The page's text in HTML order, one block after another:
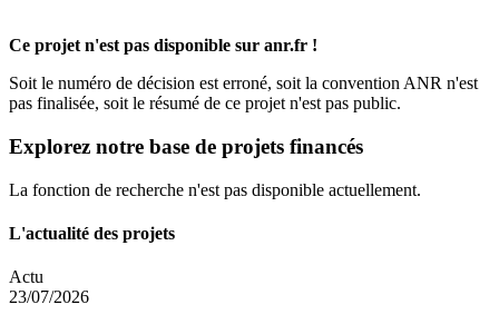
Ce projet n'est pas disponible sur anr.fr !
Soit le numéro de décision est erroné, soit la convention ANR n'est
pas finalisée, soit le résumé de ce projet n'est pas public.
Explorez notre base de projets financés
La fonction de recherche n'est pas disponible actuellement.
L'actualité des projets
Actu
23/07/2026